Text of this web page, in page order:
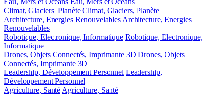
Eau, Mers et Océans Eau, Mers et Océans
Climat, Glaciers, Planète Climat, Glaciers, Planète
Architecture, Energies RenouvelablesArchitecture, Energies
Renouvelables
Robotique, Electronique, Informatique Robotique, Electronique,
Informatique
Drones, Objets Connectés, Imprimante 3D Drones, Objets
Connectés, Imprimante 3D
Leadership, Développement Personnel Leadership,
Développement Personnel
Agriculture, SantéAgriculture, Santé